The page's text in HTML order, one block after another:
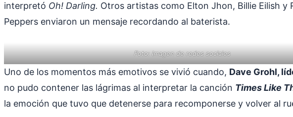
interpretó Oh! Darling. Otros artistas como Elton Jhon, Billie Eilish y
Peppers enviaron un mensaje recordando al baterista.
Foto: Imagen de redes sociales
Uno de los momentos más emotivos se vivió cuando, Dave Grohl,
no pudo contener las lágrimas al interpretar la canción Times Like
la emoción que tuvo que detenerse para recomponerse y volver al